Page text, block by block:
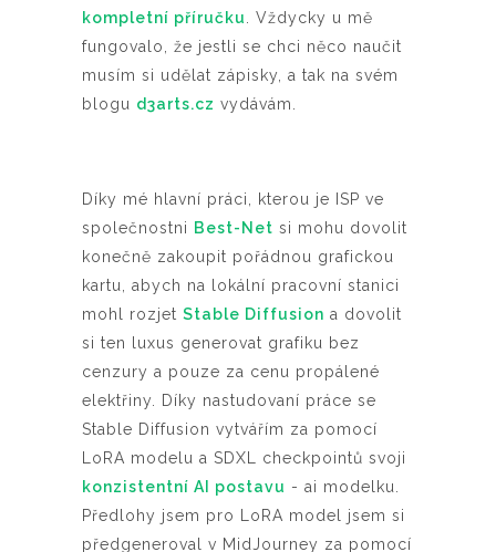
kompletní příručku
. Vždycky u mě
fungovalo, že jestli se chci něco naučit
musím si udělat zápisky, a tak na svém
blogu d3arts.cz vydávám.
Díky mé hlavní práci, kterou je ISP ve
společnostni Best-Net si mohu dovolit
konečně zakoupit pořádnou grafickou
kartu, abych na lokální pracovní stanici
mohl rozjet Stable Diffusion a dovolit
si ten luxus generovat grafiku bez
cenzury a pouze za cenu propálené
elektřiny. Díky nastudovaní práce se
Stable Diffusion vytvářím za pomocí
LoRA modelu a SDXL checkpointů svoji
konzistentní AI postavu - ai modelku.
Předlohy jsem pro LoRA model jsem si
předgeneroval v MidJourney za pomocí